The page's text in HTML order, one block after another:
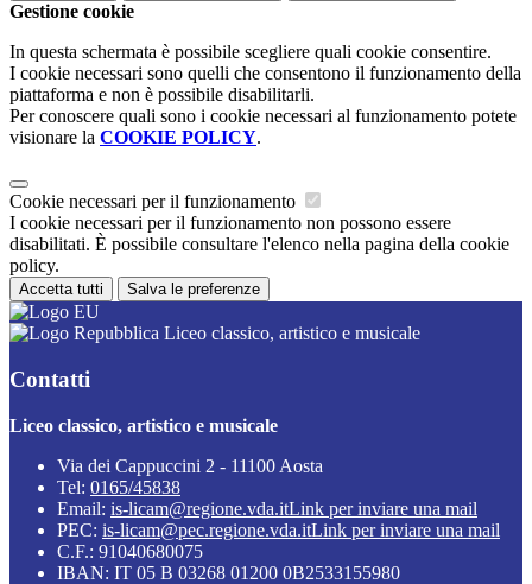
Gestione cookie
In questa schermata è possibile scegliere quali cookie consentire.
I cookie necessari sono quelli che consentono il funzionamento della
piattaforma e non è possibile disabilitarli.
Per conoscere quali sono i cookie necessari al funzionamento potete
visionare la COOKIE POLICY.
Cookie necessari per il funzionamento
I cookie necessari per il funzionamento non possono essere
disabilitati. È possibile consultare l'elenco nella pagina della cookie
policy.
Accetta tutti Salva le preferenze
Liceo classico, artistico e musicale
Contatti
Liceo classico, artistico e musicale
Via dei Cappuccini 2 - 11100 Aosta
Tel: 0165/45838
Email: is-licam@regione.vda.itLink per inviare una mail
PEC: is-licam@pec.regione.vda.itLink per inviare una mail
C.F.: 91040680075
IBAN: IT 05 B 03268 01200 0B2533155980